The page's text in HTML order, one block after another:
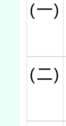
(一)
(二)